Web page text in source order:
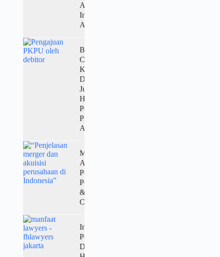
Akuisisi?
Ini
Alasannya!
Bukan
Cuma
Kreditor,
Debitor
Juga Punya
Hak
Pengajuan
PKPU. Ini
Aturannya!”
Merger vs
Akuisisi:
Pengertian,
Perbedaan
&
Contohnya
Inbreng:
Pengertian,
Dasar